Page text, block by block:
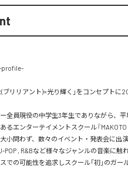
profile-
ブリリアント)=光り輝く」をコンセプトに
全員現役の中学生3年生でありながら、
るエンターテイメントスクール『MAKOTO
小問わず、数々のイベント・発表会に出
POP , R&Bなど様々なジャンルの音楽に触
での可能性を追求しスクール「初」のガー